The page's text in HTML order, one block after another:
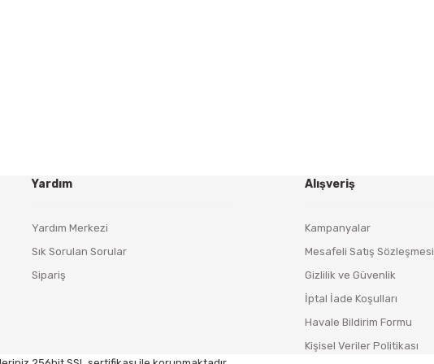
Yardım
Yardım Merkezi
Sık Sorulan Sorular
Sipariş
Alışveriş
Kampanyalar
Mesafeli Satış Sözleşmesi
Gizlilik ve Güvenlik
İptal İade Koşulları
Havale Bildirim Formu
Kişisel Veriler Politikası